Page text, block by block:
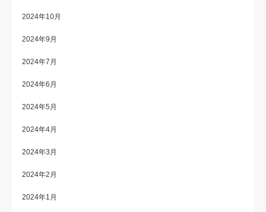
2024年10月
2024年9月
2024年7月
2024年6月
2024年5月
2024年4月
2024年3月
2024年2月
2024年1月